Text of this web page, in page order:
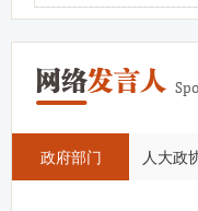
政府部门 人大政